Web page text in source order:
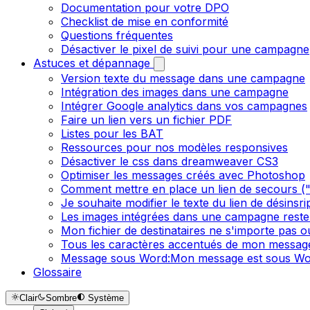
Documentation pour votre DPO
Checklist de mise en conformité
Questions fréquentes
Désactiver le pixel de suivi pour une campagne
Astuces et dépannage
Version texte du message dans une campagne
Intégration des images dans une campagne
Intégrer Google analytics dans vos campagnes
Faire un lien vers un fichier PDF
Listes pour les BAT
Ressources pour nos modèles responsives
Désactiver le css dans dreamweaver CS3
Optimiser les messages créés avec Photoshop
Comment mettre en place un lien de secours
Je souhaite modifier le texte du lien de
Les images intégrées dans une campagne
Mon fichier de destinataires ne s'importe pas
Tous les caractères accentués de mon
Message sous Word:Mon message est sous
Glossaire
Clair Sombre
Système